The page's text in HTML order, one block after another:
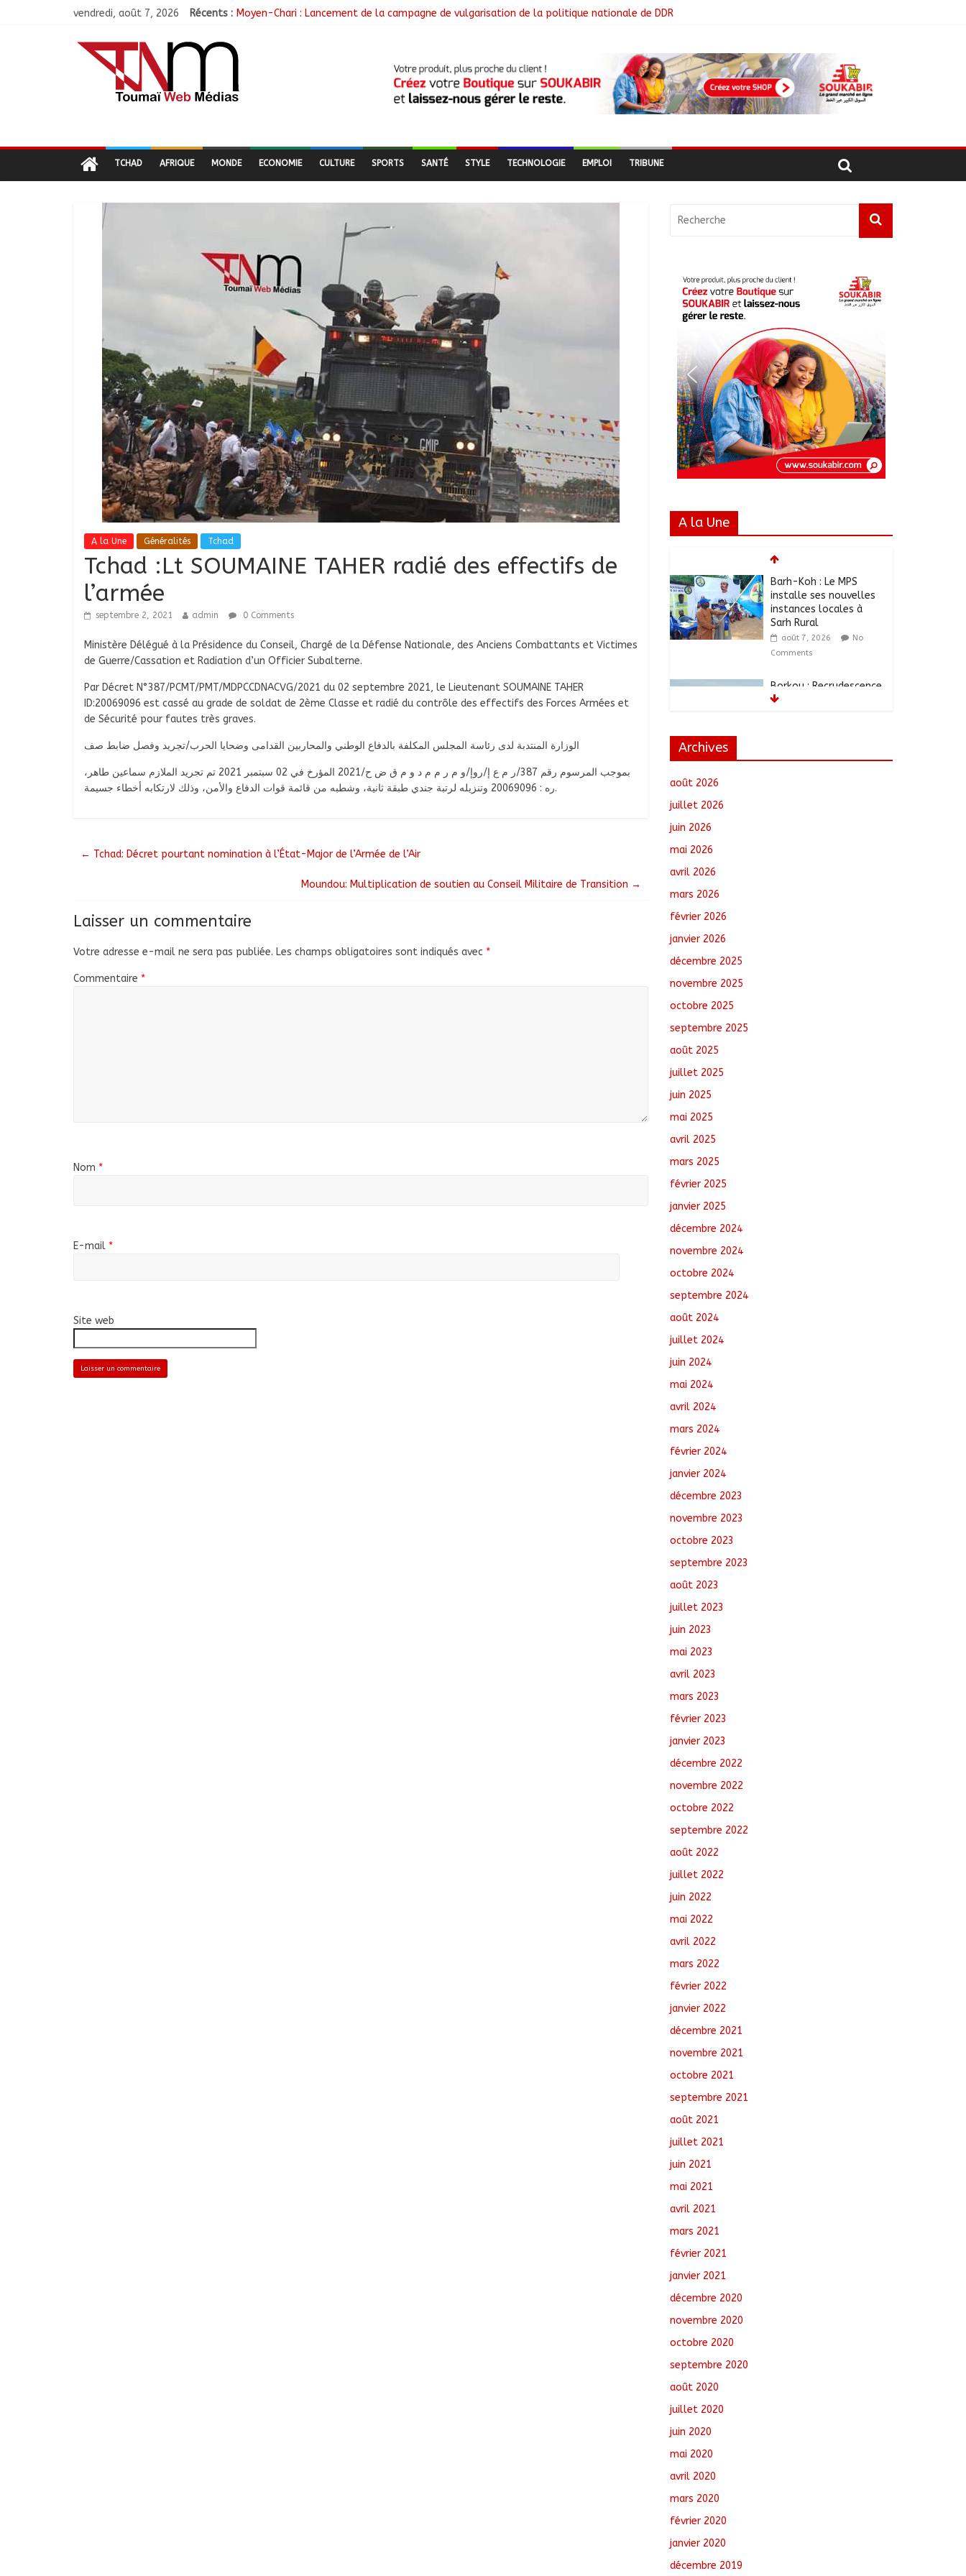
vendredi, août 7, 2026 Récents : Moyen-Chari : Lancement de la campagne de vulgarisation de la politique nationale de DDR
N’Djamena : Le maire intensifie le suivi des chantiers municipaux
Moyen-Chari : Les nouveaux bacheliers orientés vers leur avenir
TCHAD AFRIQUE MONDE ECONOMIE CULTURE SPORTS SANTÉ STYLE TECHNOLOGIE EMPLOI TRIBUNE
A la Une Généralités Tchad
Tchad :Lt SOUMAINE TAHER radié des effectifs de
l’armée
septembre 2, 2021 admin 0 Comments
Ministère Délégué à la Présidence du Conseil, Chargé de la Défense Nationale, des Anciens Combattants et Victimes
de Guerre/Cassation et Radiation d’un Officier Subalterne.
Par Décret N°387/PCMT/PMT/MDPCCDNACVG/2021 du 02 septembre 2021, le Lieutenant SOUMAINE TAHER
ID:20069096 est cassé au grade de soldat de 2ème Classe et radié du contrôle des effectifs des Forces Armées et
de Sécurité pour fautes très graves.
الوزارة المنتدبة لدى رئاسة المجلس المكلفة بالدفاع الوطني والمحاربين القدامى وضحايا الحرب/تجريد وفصل ضابط صف
بموجب المرسوم رقم 387/ر م ع إ/روإ/و م ر م م د و م ق ض ح/2021 المؤرخ في 02 سبتمبر 2021 تم تجريد الملازم سماعين طاهر،
ره : 20069096 وتنزيله لرتبة جندي طبقة ثانية، وشطبه من قائمة قوات الدفاع والأمن، وذلك لارتكابه أخطاء جسيمة.
← Tchad: Décret pourtant nomination à l’État-Major de l’Armée de l’Air
Moundou: Multiplication de soutien au Conseil Militaire de Transition →
Laisser un commentaire
Votre adresse e-mail ne sera pas publiée. Les champs obligatoires sont indiqués avec *
Commentaire *
Nom *
E-mail *
Site web
A la Une
Barh-Koh : Le MPS
installe ses nouvelles
instances locales à
Sarh Rural
août 7, 2026
No
Comments
Borkou : Recrudescence
des braquages sur l’axe
Comments
Archives
août 2026
juillet 2026
juin 2026
mai 2026
avril 2026
mars 2026
février 2026
janvier 2026
décembre 2025
novembre 2025
octobre 2025
septembre 2025
août 2025
juillet 2025
juin 2025
mai 2025
avril 2025
mars 2025
février 2025
janvier 2025
décembre 2024
novembre 2024
octobre 2024
septembre 2024
août 2024
juillet 2024
juin 2024
mai 2024
avril 2024
mars 2024
février 2024
janvier 2024
décembre 2023
novembre 2023
octobre 2023
septembre 2023
août 2023
juillet 2023
juin 2023
mai 2023
avril 2023
mars 2023
février 2023
janvier 2023
décembre 2022
novembre 2022
octobre 2022
septembre 2022
août 2022
juillet 2022
juin 2022
mai 2022
avril 2022
mars 2022
février 2022
janvier 2022
décembre 2021
novembre 2021
octobre 2021
septembre 2021
août 2021
juillet 2021
juin 2021
mai 2021
avril 2021
mars 2021
février 2021
janvier 2021
décembre 2020
novembre 2020
octobre 2020
septembre 2020
août 2020
juillet 2020
juin 2020
mai 2020
avril 2020
mars 2020
février 2020
janvier 2020
décembre 2019